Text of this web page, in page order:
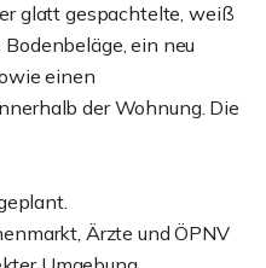
glatt gespachtelte, weiß
ein neu
einen
der Wohnung. Die
Ärzte und ÖPNV